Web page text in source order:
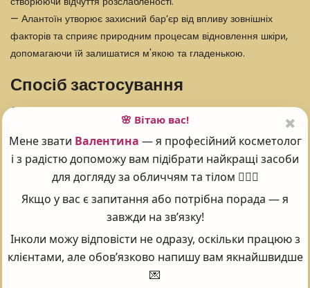
— Алантоїн утворює захисний бар’єр від впливу зовнішніх
факторів та сприяє природним процесам відновлення шкіри,
допомагаючи їй залишатися м'якою та гладенькою.
Спосіб застосування
Дістаньте один пед і обережно протріть ним шкіру обличчя та
шиї. За потреби використовуйте протягом дня для освіження
та заспокоєння шкіри. Підходить для регулярного
застосування.
Склад
Water (Aqua), Propylene Glycol , Polysorbate 20,
Phenoxyethanol , Potassium Sorbate, Citric Acid, Fragrance
(Parfum), Ethylhexylglycerin, Allantoin, Azulene, Ci 4209.
🌸 Вітаю вас!
Мене звати Валентина — я професійний косметолог
і з радістю допоможу вам підібрати найкращі засоби
для догляду за обличчям та тілом 💆‍♀️✨
Якщо у вас є запитання або потрібна порада — я
завжди на зв’язку!
Інколи можу відповісти не одразу, оскільки працюю з
клієнтами, але обов’язково напишу вам якнайшвидше
💌